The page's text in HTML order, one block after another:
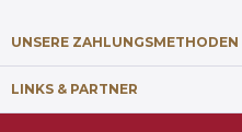
UNSERE ZAHLUNGSMETHODEN
LINKS & PARTNER